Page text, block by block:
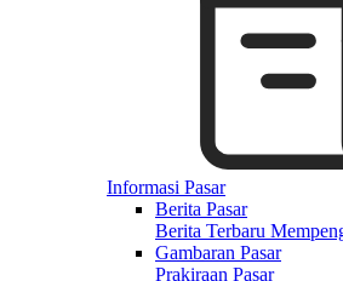
Informasi Pasar
Berita Pasar
Berita Terbaru
Gambaran Pasar
Prakiraan Pasar